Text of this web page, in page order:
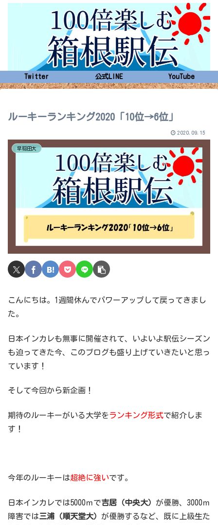
Twitter 公式LINE YouTube
ルーキーランキング2020「10位→6位」
2020.09.15
早稲田大
こんにちは。1週間休んでパワーアップして戻ってきまし
た。
日本インカレも無事に開催されて、いよいよ駅伝シーズン
も迫ってきた今、このブログも盛り上げていきたいと思っ
ています！
そして今回から新企画！
期待のルーキーがいる大学をランキング形式で紹介しま
す！
今年のルーキーは超絶に強いです。
日本インカレでは5000ｍで吉居（中央大） が優勝、3000ｍ
障害では三浦（順天堂大） が優勝するなど、既に上級生た